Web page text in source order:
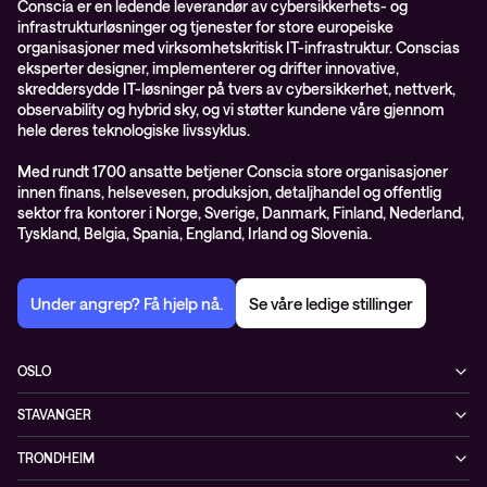
Conscia er en ledende leverandør av cybersikkerhets- og
infrastrukturløsninger og tjenester for store europeiske
organisasjoner med virksomhetskritisk IT-infrastruktur. Conscias
eksperter designer, implementerer og drifter innovative,
skreddersydde IT-løsninger på tvers av cybersikkerhet, nettverk,
observability og hybrid sky, og vi støtter kundene våre gjennom
hele deres teknologiske livssyklus.
Med rundt 1700 ansatte betjener Conscia store organisasjoner
innen finans, helsevesen, produksjon, detaljhandel og offentlig
sektor fra kontorer i Norge, Sverige, Danmark, Finland, Nederland,
Tyskland, Belgia, Spania, England, Irland og Slovenia.
Under angrep? Få hjelp nå. Se våre ledige stillinger
OSLO
0185 Oslo
Norge
STAVANGER
4020 Stavanger
TRONDHEIM